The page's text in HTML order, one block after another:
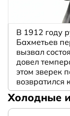
В 1912 году
Бахметьев
вызвал
довел
этом зверек
возвратился
Холодные